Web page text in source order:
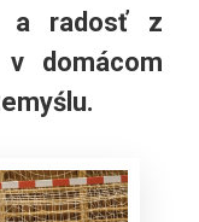
a radosť z
domácom